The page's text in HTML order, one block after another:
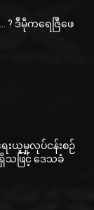
? ဒဳမဵုကရေဇြဳဖေ
ေးယူမှုလုပ်ငန်းစဉ်
ရှိသဖြင့် ဒေသခံ